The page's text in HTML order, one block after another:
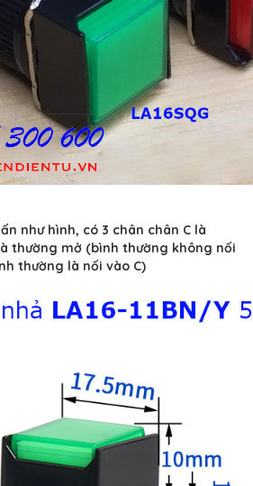
như hình, có 3 chân chân C là
thường mở (bình thường không nối
thường là nối vào C)